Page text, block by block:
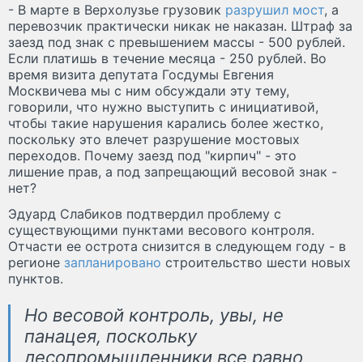
- В марте в Верхолузье грузовик разрушил мост, а
перевозчик практически никак не наказан. Штраф за
заезд под знак с превышением массы - 500 рублей.
Если платишь в течение месяца - 250 рублей. Во
время визита депутата Госдумы Евгения
Москвичева мы с ним обсуждали эту тему,
говорили, что нужно выступить с инициативой,
чтобы такие нарушения карались более жестко,
поскольку это влечет разрушение мостовых
переходов. Почему заезд под "кирпич" - это
лишение прав, а под запрещающий весовой знак -
нет?
Эдуард Слабиков подтвердил проблему с
существующими пунктами весового контроля.
Отчасти ее острота снизится в следующем году - в
регионе запланировано строительство шести новых
пунктов.
Но весовой контроль, увы, не
панацея, поскольку
лесопромышленники все равно